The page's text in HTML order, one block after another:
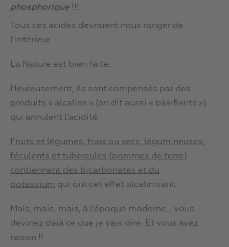
phosphorique !!!
Tous ces acides devraient nous ronger de
l’intérieur.
La Nature est bien faite.
Heureusement, ils sont compensés par des
produits « alcalins » (on dit aussi « basifiants »)
qui annulent l’acidité.
Fruits et légumes, frais ou secs, légumineuses,
féculents et tubercules (pommes de terre)
contiennent des bicarbonates et du
potassium qui ont cet effet alcalinisant.
Mais, mais, mais, à l’époque moderne… vous
devinez déjà ce que je vais dire. Et vous avez
raison !!